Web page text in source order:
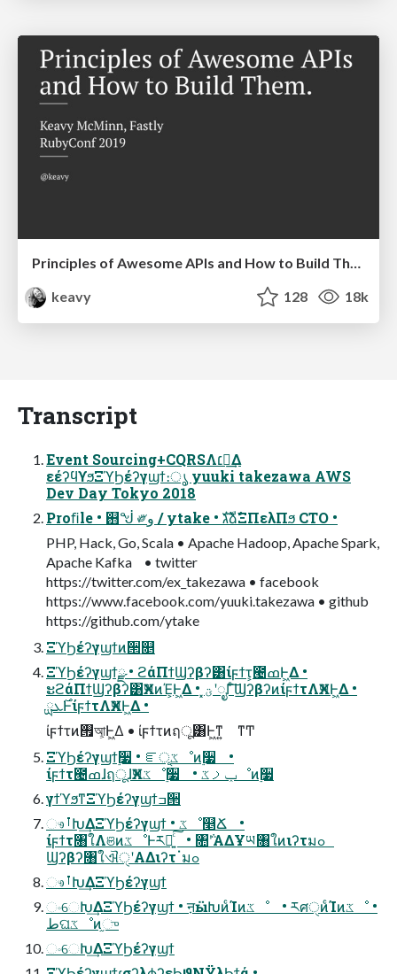
keavy
128 18k
Transcript
Event Sourcing+CQRSΛ׆༻͢Δ
εέʔϥϒϧΞϓϦέʔγϣϯ։ൃ yuuki takezawa AWS
Dev Day Tokyo 2018
Proﬁle • ஛ᖒ ༗و / ytake • גࣜձࣾΞΠελΠϧ CTO •
PHP, Hack, Go, Scala • Apache Hadoop, Apache Spark,
Apache Kafka • twitter
https://twitter.com/ex_takezawa • facebook
https://www.facebook.com/yuuki.takezawa • github
https://github.com/ytake
ΞϓϦέʔγϣϯͷ੒௕
ΞϓϦέʔγϣϯྫ • ϩάΠϯϢʔβʔ͸ίϝϯτ͕౤ߘͰ͖Δ •
ະϩάΠϯϢʔβʔ͸ӾཡͷΈ͕Ͱ͖Δ • ͓ؾʹೖΓͨ͠ϢʔβʔͷίϝϯτΛӾཡͰ͖Δ •
࣌ܥྻͰίϝϯτΛӾཡͰ͖Δ •
ίϝϯτͷ࡟আ͕Ͱ͖Δ • ίϝϯτͷฤू͸Ͱ͖ͳ͍ ͳͲ
ΞϓϦέʔγϣϯ࣮૷ • ೝূػೳͷ࣮૷ •
ίϝϯτ౤ߘɺฤूɺӾཡػೳ࣮૷ • ݕࡧػೳͷ࣮૷
γϯϓϧͳΞϓϦέʔγϣϯߏ੒
ෳࡶԽ͢ΔΞϓϦέʔγϣϯ • ػೳ௥Ճ •
ίϝϯτ৘ใΛଞͷػೳͰར༻͍ͨ͠ • ৚݅ʹΑΔҰཡ৘ใͷιʔτมߋ
Ϣʔβʔ৘ใଐੑʹΑΔιʔτॱมߋ
ෳࡶԽ͢ΔΞϓϦέʔγϣϯ
ංେԽ͢ΔΞϓϦέʔγϣϯ • ऩӹԽͷͨΊͷػೳ • རศੑͷͨΊͷػೳ •
طଘػೳͷ֦ு
ංେԽ͢ΔΞϓϦέʔγϣϯ